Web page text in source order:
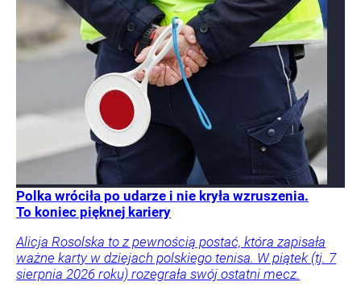
Polka wróciła po udarze i nie kryła wzruszenia.
To koniec pięknej kariery
Alicja Rosolska to z pewnością postać, która zapisała
ważne karty w dziejach polskiego tenisa. W piątek (tj. 7
sierpnia 2026 roku) rozegrała swój ostatni mecz.